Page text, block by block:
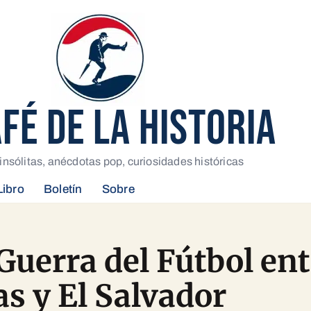
DE LA HISTORIA
anécdotas pop, curiosidades históricas
Boletín Sobre
del Fútbol
y El Salvador